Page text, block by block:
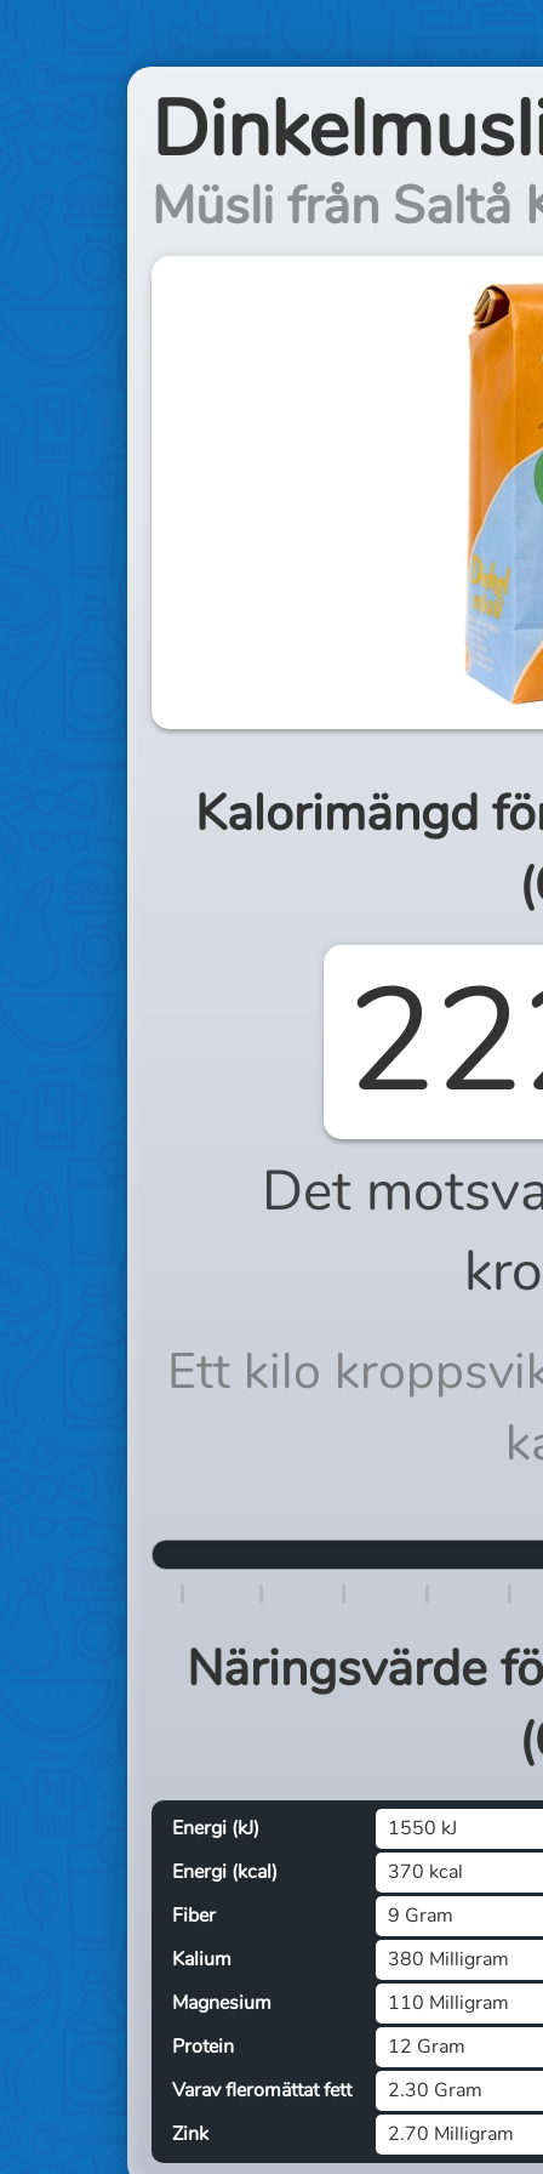
Müsli från Saltå
Kalorimängd
(
Det
Ett kilo
Näringsvärde
(
Energi (kJ)
1550 kJ
Energi (kcal)
370 kcal
Fiber
9 Gram
Kalium
380 Milligram
Magnesium
110 Milligram
Protein
12 Gram
Varav fleromättat fett
2.30 Gram
Zink
2.70 Milligram